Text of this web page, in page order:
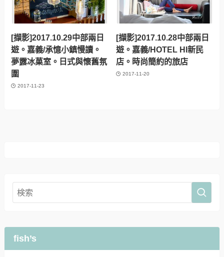
[擷影]2017.10.29中部兩日
遊。嘉義/承憶小鎮慢讀。
夢露冰菓室。日式與懷舊氛
圍
2017-11-23
[擷影]2017.10.28中部兩日
遊。嘉義/HOTEL HI新民
店。時尚簡約的旅店
2017-11-20
fish’s